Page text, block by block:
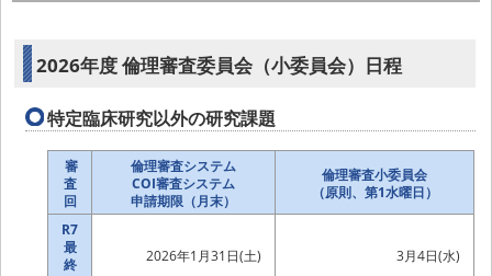
2026年度 倫理審査委員会（小委員会）日程
特定臨床研究以外の研究課題
審
査
回
倫理審査システム
COI審査システム
申請期限（月末）
倫理審査小委員会
（原則、第1水曜日）
R7
最
終
2026年1月31日(土) 3月4日(水)